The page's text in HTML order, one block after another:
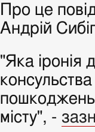
Про це
Андрій
"Яка іронія
пошкоджень
місту", -